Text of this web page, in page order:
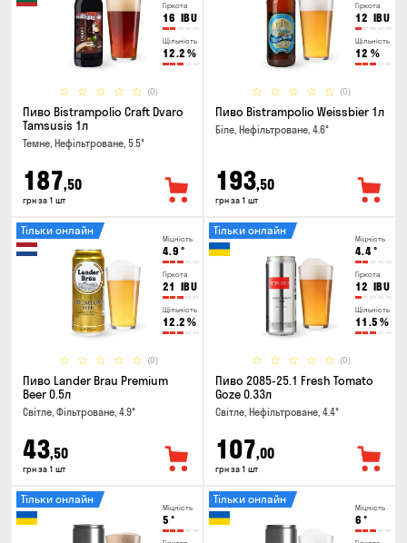
Гіркота
16 IBU
Щільність
12.2 %
(0)
Пиво Bistrampolio Craft Dvaro
Tamsusis 1л
Темне, Нефільтроване, 5.5°
187,50
грн за 1 шт
Гіркота
12 IBU
Щільність
12 %
(0)
Пиво Bistrampolio Weissbier 1л
Біле, Нефільтроване, 4.6°
193,50
грн за 1 шт
Міцність
4.9 °
Гіркота
21 IBU
Щільність
12.2 %
(0)
Тільки онлайн
Пиво Lander Brau Premium
Beer 0.5л
Світле, Фільтроване, 4.9°
43,50
грн за 1 шт
Міцність
4.4°
Гіркота
12 IBU
Щільність
11.5 %
(0)
Тільки онлайн
Пиво 2085-25.1 Fresh Tomato
Goze 0.33л
Світле, Нефільтроване, 4.4°
107,00
грн за 1 шт
Міцність
5 °
Тільки онлайн
Міцність
6 °
Тільки онлайн